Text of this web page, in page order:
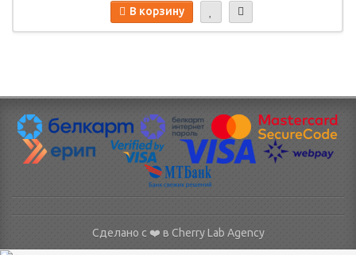
В корзину
Сделано с ❤️ в Cherry Lab Agency